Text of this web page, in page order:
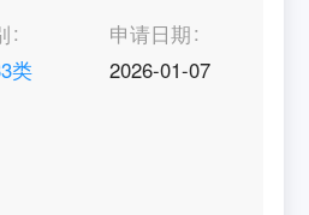
类
申请日期
2026-01-07